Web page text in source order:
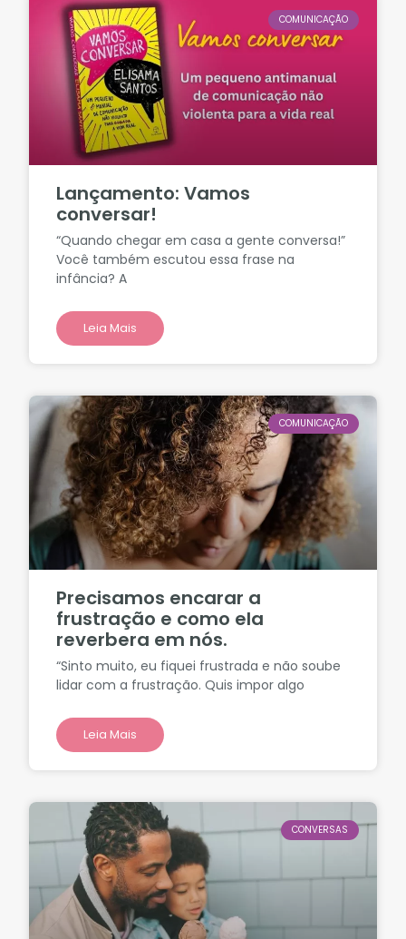
COMUNICAÇÃO
Lançamento: Vamos
conversar!
“Quando chegar em casa a gente conversa!”
Você também escutou essa frase na
infância? A
Leia Mais
COMUNICAÇÃO
Precisamos encarar a
frustração e como ela
reverbera em nós.
“Sinto muito, eu fiquei frustrada e não soube
lidar com a frustração. Quis impor algo
Leia Mais
CONVERSAS